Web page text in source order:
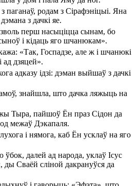
паганаў, родам з Сірафэніцыі. Яна
з дачкі яе.
перш насыціцца сынам, бо
і кідаць яго шчанюкам».
«Так, Госпадзе, але ж і шчанюкі
ад дзяцей».
адказу ідзі: дэман выйшаў з дачкі
знайшла, што дачка ляжыць на
Тыра, пайшоў Ён праз Сідон да
межаў Дэкапаля.
і нямога, каб Ён усклаў на яго
ўбок, далей ад народа, уклаў Ісус
Сваёй сліной дакрануўся да